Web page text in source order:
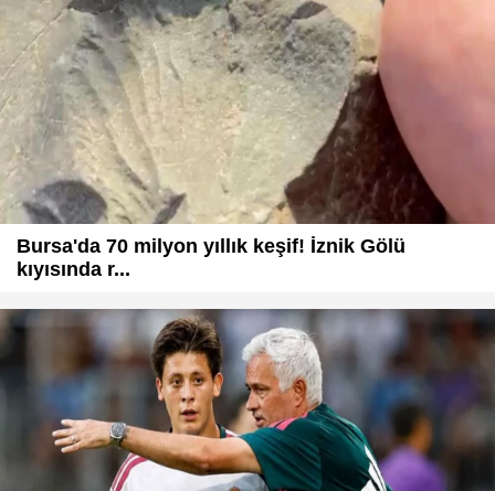
Bursa'da 70 milyon yıllık keşif! İznik Gölü
kıyısında r...